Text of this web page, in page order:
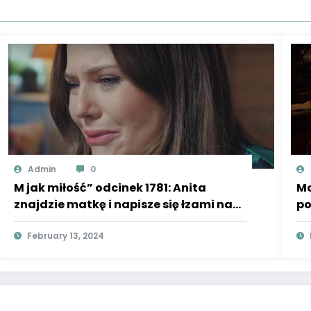
Admin 0
M jak miłość” odcinek 1781: Anita
znajdzie matkę i napisze się łzami na
widok Anny Lerman! Będzie już inną
kobietą – ZDJĘCIA, WIDEO
February 13, 2024